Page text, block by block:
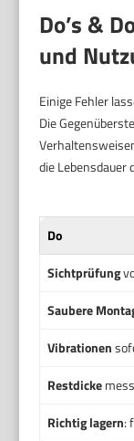
Do’s &
und
Einige Fehler
Die
die Lebensdauer
Do
Sichtprüfung
Saubere
Vibrationen
Restdicke
Richtig lagern: